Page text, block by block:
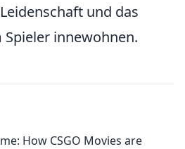
und das
Spieler innewohnen.
How CSGO Movies are